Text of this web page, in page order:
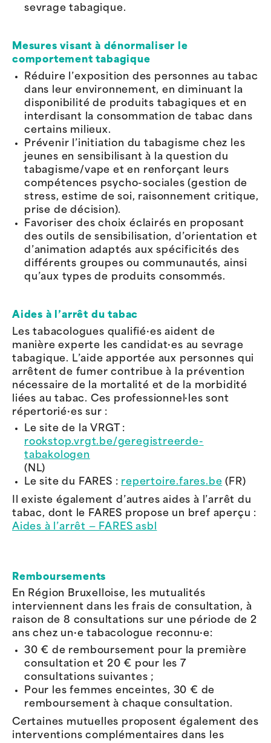
sevrage tabagique.
Mesures visant à dénormaliser le
comportement tabagique
Réduire l’exposition des personnes au tabac
dans leur environnement, en diminuant la
disponibilité de produits tabagiques et en
interdisant la consommation de tabac dans
certains milieux.
Prévenir l’initiation du tabagisme chez les
jeunes en sensibilisant à la question du
tabagisme/vape et en renforçant leurs
compétences psycho-sociales (gestion de
stress, estime de soi, raisonnement critique,
prise de décision).
Favoriser des choix éclairés en proposant
des outils de sensibilisation, d’orientation et
d’animation adaptés aux spécificités des
différents groupes ou communautés, ainsi
qu’aux types de produits consommés.
Aides à l’arrêt du tabac
Les tabacologues qualifié·es aident de
manière experte les candidat·es au sevrage
tabagique. L’aide apportée aux personnes qui
arrêtent de fumer contribue à la prévention
nécessaire de la mortalité et de la morbidité
liées au tabac. Ces professionnel·les sont
répertorié·es sur :
Le site de la VRGT :
rookstop.vrgt.be/geregistreerde-
tabakologen
(NL)
Le site du FARES : repertoire.fares.be (FR)
Il existe également d’autres aides à l’arrêt du
tabac, dont le FARES propose un bref aperçu :
Aides à l’arrêt — FARES asbl
Remboursements
En Région Bruxelloise, les mutualités
interviennent dans les frais de consultation, à
raison de 8 consultations sur une période de 2
ans chez un·e tabacologue reconnu·e:
30 € de remboursement pour la première
consultation et 20 € pour les 7
consultations suivantes ;
Pour les femmes enceintes, 30 € de
remboursement à chaque consultation.
Certaines mutuelles proposent également des
interventions complémentaires dans les